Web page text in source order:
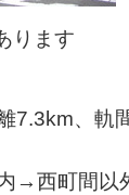
ります
7.3km、軌
→西町間以